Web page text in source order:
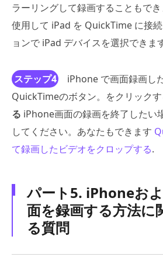
ラーリングして録画することもで
使用して iPad を QuickTime に接
ョンで iPad デバイスを選択できます
ステップ4 iPhone で画面録画し
QuickTimeのボタン。をクリックす
る iPhone画面の録画を終了したい
してください。あなたもできます
て録画したビデオをクロップする.
パート5. iPhoneお
面を録画する方法に
る質問